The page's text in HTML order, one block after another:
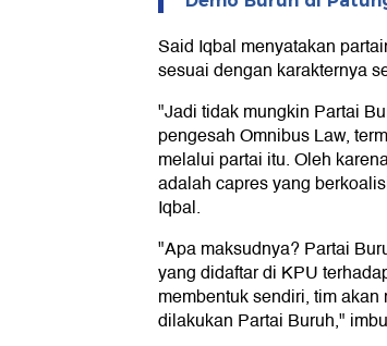
Said Iqbal menyatakan
sesuai dengan karakternya
"Jadi tidak mungkin Partai
pengesah Omnibus Law,
melalui partai itu. Oleh
adalah capres yang
Iqbal.
"Apa maksudnya? Partai
yang didaftar di KPU
membentuk sendiri, tim
dilakukan Partai Buruh,"